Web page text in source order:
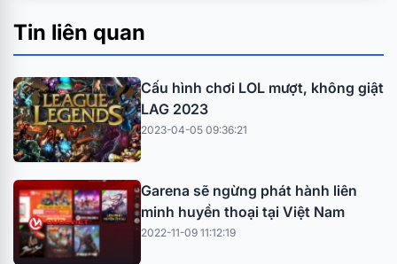
Tin liên quan
Cấu hình chơi LOL mượt, không giật
LAG 2023
2023-04-05 09:36:21
Garena sẽ ngừng phát hành liên
minh huyền thoại tại Việt Nam
2022-11-09 11:12:19